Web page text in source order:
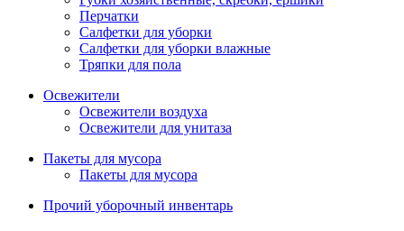
Перчатки
Салфетки для уборки
Салфетки для уборки влажные
Тряпки для пола
Освежители
Освежители воздуха
Освежители для унитаза
Пакеты для мусора
Пакеты для мусора
Прочий уборочный инвентарь